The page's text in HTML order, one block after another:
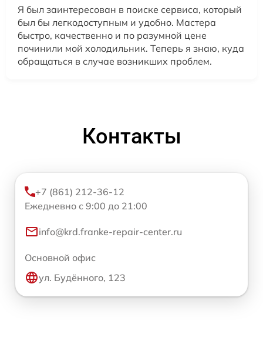
Я был заинтересован в поиске сервиса, который
был бы легкодоступным и удобно. Мастера
быстро, качественно и по разумной цене
починили мой холодильник. Теперь я знаю, куда
обращаться в случае возникших проблем.
Контакты
+7 (861) 212-36-12
Ежедневно с 9:00 до 21:00
info@krd.franke-repair-center.ru
Основной офис
ул. Будённого, 123